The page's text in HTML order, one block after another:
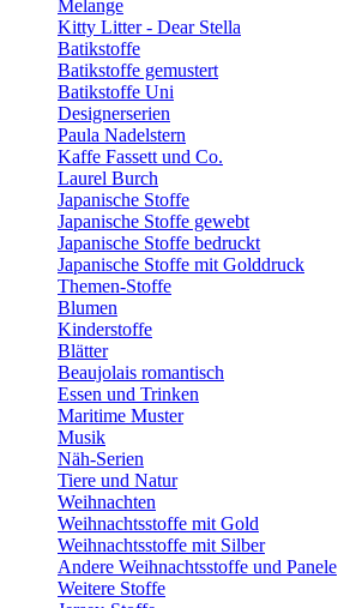
Melange
Kitty Litter - Dear Stella
Batikstoffe
Batikstoffe gemustert
Batikstoffe Uni
Designerserien
Paula Nadelstern
Kaffe Fassett und Co.
Laurel Burch
Japanische Stoffe
Japanische Stoffe gewebt
Japanische Stoffe bedruckt
Japanische Stoffe mit Golddruck
Themen-Stoffe
Blumen
Kinderstoffe
Blätter
Beaujolais romantisch
Essen und Trinken
Maritime Muster
Musik
Näh-Serien
Tiere und Natur
Weihnachten
Weihnachtsstoffe mit Gold
Weihnachtsstoffe mit Silber
Andere Weihnachtsstoffe und Panele
Weitere Stoffe